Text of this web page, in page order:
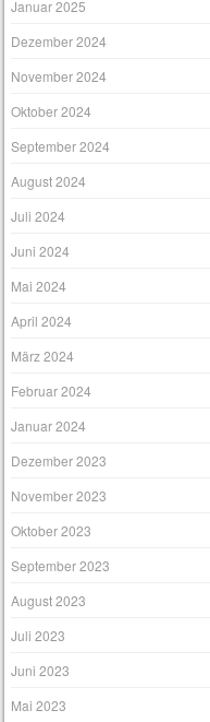
Januar 2025
Dezember 2024
November 2024
Oktober 2024
September 2024
August 2024
Juli 2024
Juni 2024
Mai 2024
April 2024
März 2024
Februar 2024
Januar 2024
Dezember 2023
November 2023
Oktober 2023
September 2023
August 2023
Juli 2023
Juni 2023
Mai 2023